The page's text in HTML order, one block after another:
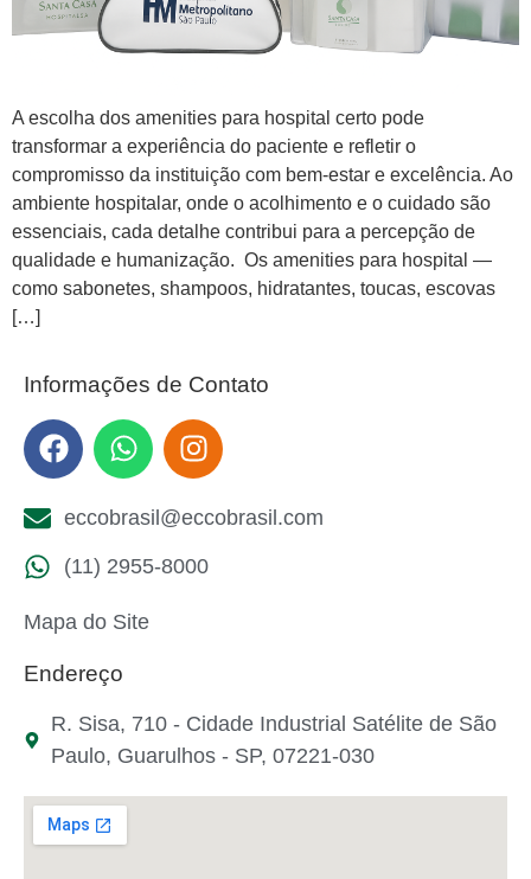
A escolha dos amenities para hospital certo pode
transformar a experiência do paciente e refletir o
compromisso da instituição com bem-estar e excelência. Ao
ambiente hospitalar, onde o acolhimento e o cuidado são
essenciais, cada detalhe contribui para a percepção de
qualidade e humanização. Os amenities para hospital —
como sabonetes, shampoos, hidratantes, toucas, escovas
[…]
Informações de Contato
eccobrasil@eccobrasil.com
(11) 2955-8000
Mapa do Site
Endereço
R. Sisa, 710 - Cidade Industrial Satélite de São
Paulo, Guarulhos - SP, 07221-030